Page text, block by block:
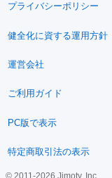
プライバシーポリシー
健全化に資する運用方針
運営会社
ご利用ガイド
PC版で表示
特定商取引法の表示
© 2011-2026 Jimoty, Inc.